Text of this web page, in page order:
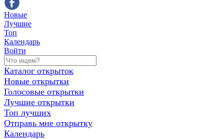
Новые
Лучшие
Топ
Календарь
Войти
Каталог открыток
Новые открытки
Голосовые открытки
Лучшие открытки
Топ лучших
Отправь мне открытку
Календарь